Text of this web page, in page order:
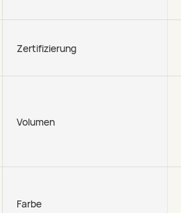
Zertifizierung
Volumen
Farbe